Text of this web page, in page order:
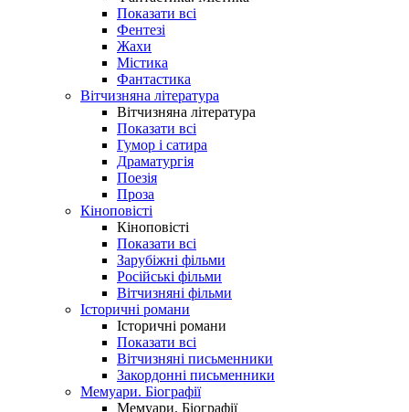
Показати всі
Фентезі
Жахи
Містика
Фантастика
Вітчизняна література
Вітчизняна література
Показати всі
Гумор і сатира
Драматургія
Поезія
Проза
Кіноповісті
Кіноповісті
Показати всі
Зарубіжні фільми
Російські фільми
Вітчизняні фільми
Історичні романи
Історичні романи
Показати всі
Вітчизняні письменники
Закордонні письменники
Мемуари. Біографії
Мемуари. Біографії